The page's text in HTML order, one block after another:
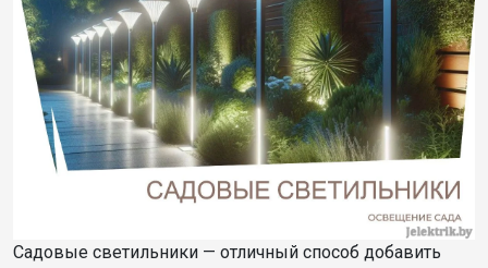
Садовые светильники — отличный способ добавить